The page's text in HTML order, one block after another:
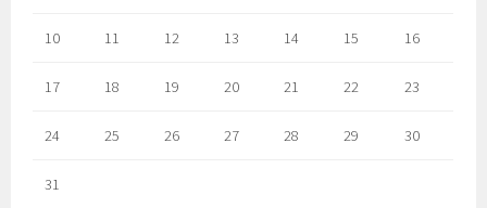
10 11 12 13 14 15 16
17 18 19 20 21 22 23
24 25 26 27 28 29 30
31